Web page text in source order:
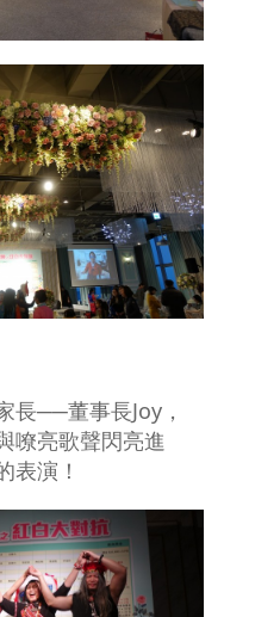
長──董事長Joy，
嘹亮歌聲閃亮進
表演！